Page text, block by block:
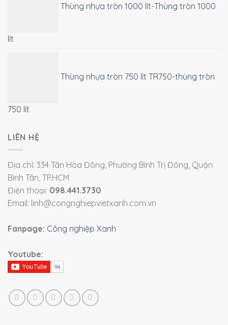
Thùng nhựa tròn 1000 lít-Thùng tròn 1000
lít
Thùng nhựa tròn 750 lít TR750-thùng tròn
750 lít
LIÊN HỆ
Địa chỉ: 334 Tân Hòa Đông, Phường Bình Trị Đông, Quận
Bình Tân, TP.HCM
Điện thoại: 098.441.3730
Email: linh@congnghiepvietxanh.com.vn
Fanpage: Công nghiệp Xanh
Youtube: